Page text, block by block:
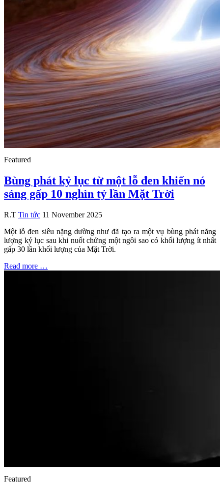
Featured
Bùng phát kỷ lục từ một lỗ đen khiến nó
sáng gấp 10 nghìn tỷ lần Mặt Trời
R.T Tin tức 11 November 2025
Một lỗ đen siêu nặng dường như đã tạo ra một vụ bùng phát năng
lượng kỷ lục sau khi nuốt chửng một ngôi sao có khối lượng ít nhất
gấp 30 lần khối lượng của Mặt Trời.
Read more …
Featured